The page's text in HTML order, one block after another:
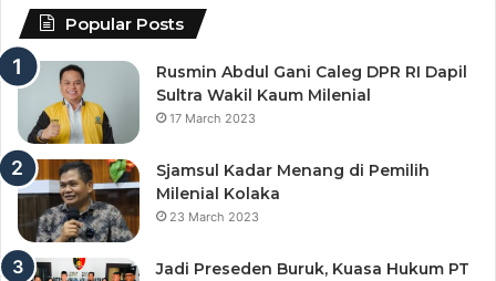
Popular Posts
Rusmin Abdul Gani Caleg DPR RI Dapil
Sultra Wakil Kaum Milenial
17 March 2023
Sjamsul Kadar Menang di Pemilih
Milenial Kolaka
23 March 2023
Jadi Preseden Buruk, Kuasa Hukum PT